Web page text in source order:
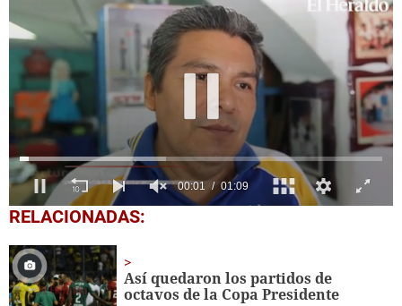
0
seconds
1
minute,
9
seconds
RELACIONADAS:
Así quedaron los partidos de
octavos de la Copa Presidente